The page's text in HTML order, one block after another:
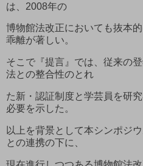
は、2008年の
博物館法改正においても抜本
乖離が著しい。
そこで『提言』では、従来の
法との整合性のとれ
た新・認証制度と学芸員を研
必要を示した。
以上を背景として本シンポジ
との連携の下に、